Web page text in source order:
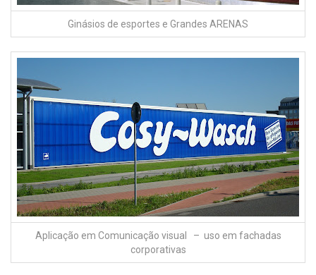
Ginásios de esportes e Grandes ARENAS
Aplicação em Comunicação visual – uso em fachadas
corporativas